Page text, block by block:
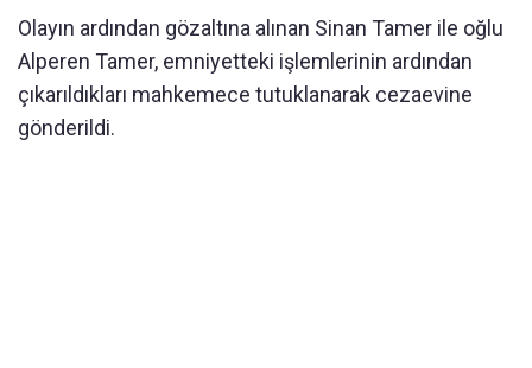
Olayın ardından gözaltına alınan Sinan Tamer ile oğlu
Alperen Tamer, emniyetteki işlemlerinin ardından
çıkarıldıkları mahkemece tutuklanarak cezaevine
gönderildi.